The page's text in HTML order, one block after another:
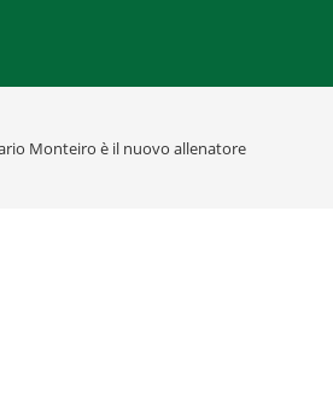
Monteiro è il nuovo allenatore